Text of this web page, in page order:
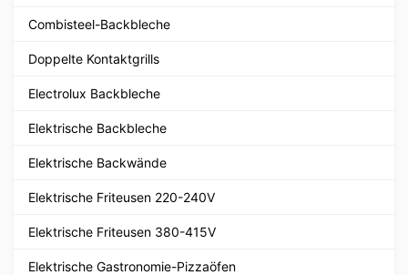
Combisteel-Backbleche
Doppelte Kontaktgrills
Electrolux Backbleche
Elektrische Backbleche
Elektrische Backwände
Elektrische Friteusen 220-240V
Elektrische Friteusen 380-415V
Elektrische Gastronomie-Pizzaöfen